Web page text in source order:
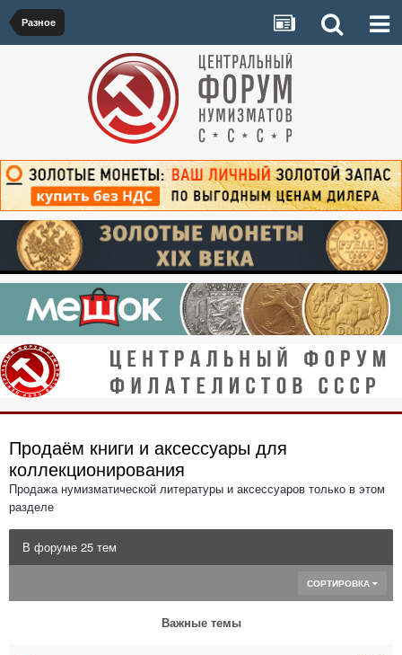
Разное
Продаём книги и аксессуары для
коллекционирования
Продажа нумизматической литературы и аксессуаров только в этом
разделе
В форуме 25 тем
СОРТИРОВКА
Важные темы